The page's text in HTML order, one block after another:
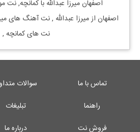
اصفهانمیرزا عبدالله باکمانچه, نت
اصفهان ازمیرزا عبدالله , نت آهنگ های
نت هایکمانچه ,
تماس با ما
سوالات
راهنما
تبلیغات
فروش نت
درباره ما